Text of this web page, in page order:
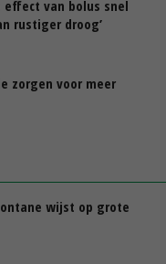
van bolus snel
rustiger droog’
zorgen voor meer
wijst op grote